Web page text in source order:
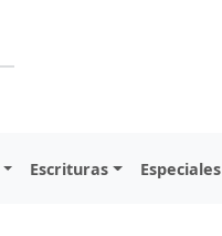
Escrituras Especiales